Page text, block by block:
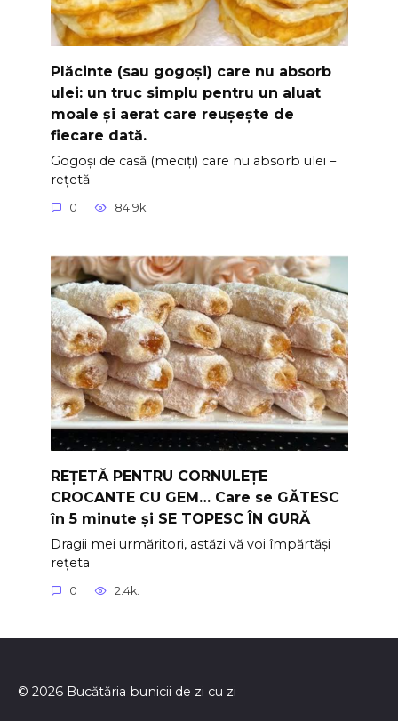
Plăcinte (sau gogoși) care nu absorb
ulei: un truc simplu pentru un aluat
moale și aerat care reușește de
fiecare dată.
Gogoși de casă (meciți) care nu absorb ulei –
rețetă
0 84.9k.
REȚETĂ PENTRU CORNULEȚE
CROCANTE CU GEM… Care se GĂTESC
în 5 minute și SE TOPESC ÎN GURĂ
Dragii mei urmăritori, astăzi vă voi împărtăși
rețeta
0 2.4k.
© 2026 Bucătăria bunicii de zi cu zi